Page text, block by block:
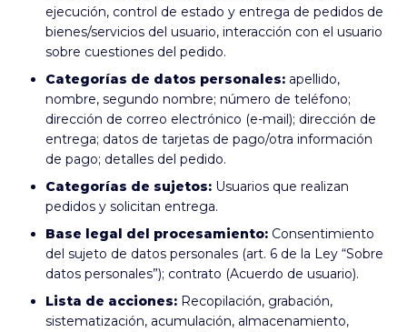
ejecución, control de estado y entrega de pedidos de
bienes/servicios del usuario, interacción con el usuario
sobre cuestiones del pedido.
Categorías de datos personales: apellido,
nombre, segundo nombre; número de teléfono;
dirección de correo electrónico (e-mail); dirección de
entrega; datos de tarjetas de pago/otra información
de pago; detalles del pedido.
Categorías de sujetos: Usuarios que realizan
pedidos y solicitan entrega.
Base legal del procesamiento: Consentimiento
del sujeto de datos personales (art. 6 de la Ley “Sobre
datos personales”); contrato (Acuerdo de usuario).
Lista de acciones: Recopilación, grabación,
sistematización, acumulación, almacenamiento,